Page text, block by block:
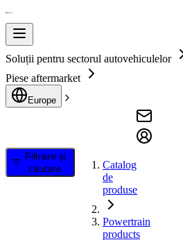
Soluții pentru sectorul autovehiculelor
Piese aftermarket
Europe
Filtrare și
căutare
Catalog
de
produse
Powertrain
products